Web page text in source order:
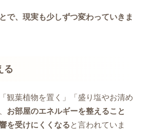
で、現実も少しずつ変わっていきま
る
観葉植物を置く」「盛り塩やお清め
お部屋のエネルギーを整えること
を受けにくくなると言われていま